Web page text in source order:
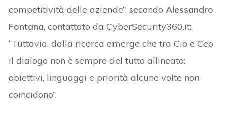
competitività delle aziende”, secondoAlessandro
Fontana, contattato da CyberSecurity360.it:
“Tuttavia, dalla ricerca emerge che tra Cio e Ceo
il dialogo non è sempre del tutto allineato:
obiettivi, linguaggi e priorità alcune volte non
coincidono”.